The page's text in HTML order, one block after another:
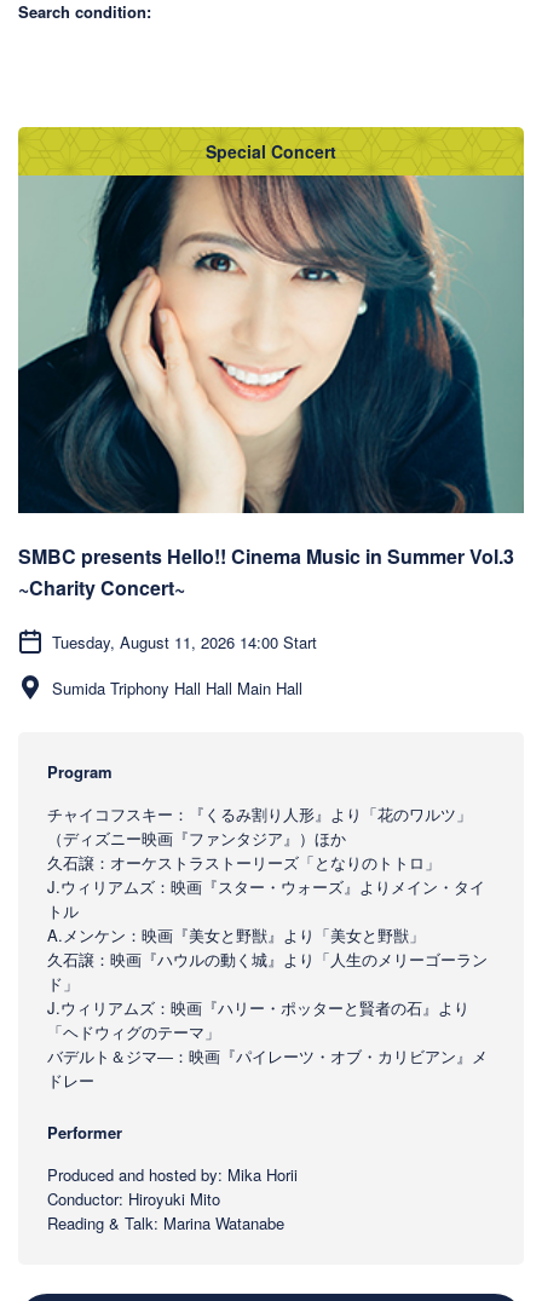
Search condition:
Special Concert
SMBC presents Hello!! Cinema Music in Summer Vol.3
~Charity Concert~
Tuesday, August 11, 2026 14:00 Start
Sumida Triphony Hall Hall Main Hall
Program
チャイコフスキー：『くるみ割り人形』より「花のワルツ」
（ディズニー映画『ファンタジア』）ほか
久石譲：オーケストラストーリーズ「となりのトトロ」
J.ウィリアムズ：映画『スター・ウォーズ』よりメイン・タイ
トル
A.メンケン：映画『美女と野獣』より「美女と野獣」
久石譲：映画『ハウルの動く城』より「人生のメリーゴーラン
ド」
J.ウィリアムズ：映画『ハリー・ポッターと賢者の石』より
「ヘドウィグのテーマ」
バデルト＆ジマ―：映画『パイレーツ・オブ・カリビアン』メ
ドレー
Performer
Produced and hosted by: Mika Horii
Conductor: Hiroyuki Mito
Reading & Talk: Marina Watanabe